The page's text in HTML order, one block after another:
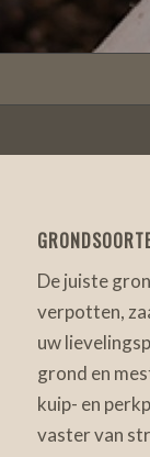
De juiste
verpotten,
uw
grond en
kuip- en
vaster van